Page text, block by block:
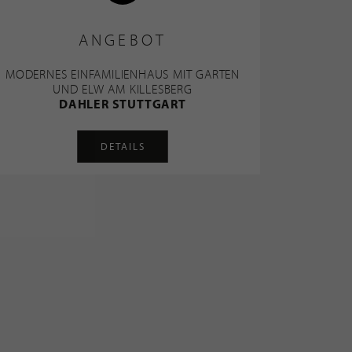
ANGEBOT
MODERNES EINFAMILIENHAUS MIT GARTEN
UND ELW AM KILLESBERG
DAHLER STUTTGART
DETAILS